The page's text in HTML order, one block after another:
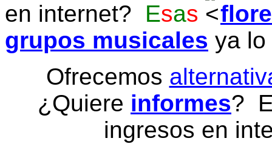
en internet? Esas
grupos musicales ya
Ofrecemos
¿Quiere informes?
ingresos en